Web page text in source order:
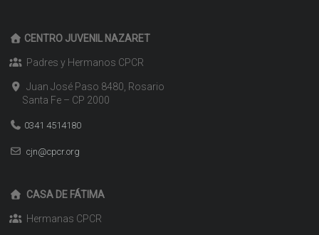
CENTRO JUVENIL NAZARET
Padres y Hermanos CPCR
Juan José Paso 8480, Rosario
Santa Fe – CP 2000
0341 4514180
cjn@cpcr.org
CASA DE FÁTIMA
Hermanas CPCR